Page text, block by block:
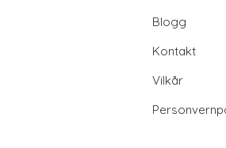
Blogg
Kontakt
Vilkår